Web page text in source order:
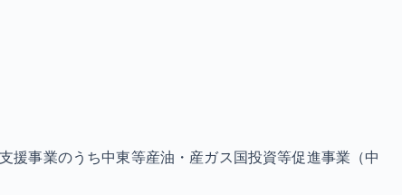
援事業のうち中東等産油・産ガス国投資等促進事業（中